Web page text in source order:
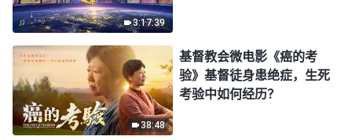
3:17:39
38:48
基督教会微电影《癌的考
验》基督徒身患绝症，生死
考验中如何经历？